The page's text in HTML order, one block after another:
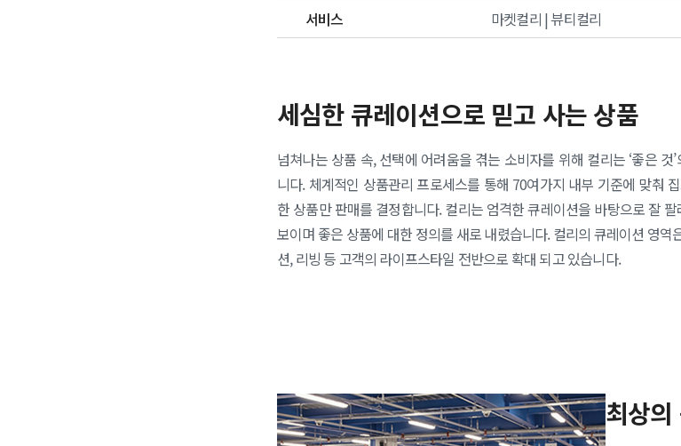
서비스
마켓컬리 | 뷰티컬리
세심한 큐레이션으로 믿고 사는 상품
넘쳐나는 상품 속, 선택에 어려움을 겪는 소비자를 위해 컬리는 ‘좋은 것
니다. 체계적인 상품관리 프로세스를 통해 70여가지 내부 기준에 맞춰
한 상품만 판매를 결정합니다. 컬리는 엄격한 큐레이션을 바탕으로 잘
보이며 좋은 상품에 대한 정의를 새로 내렸습니다. 컬리의 큐레이션 영역
션, 리빙 등 고객의 라이프스타일 전반으로 확대 되고 있습니다.
최상